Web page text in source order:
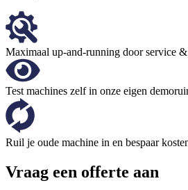
Maximaal up-and-running door service
Test machines zelf in onze eigen
Ruil je oude machine in en bespaar
Vraag een offerte aan